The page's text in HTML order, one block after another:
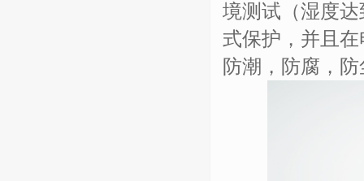
境测试（湿度
式保护，并且
防潮，防腐，